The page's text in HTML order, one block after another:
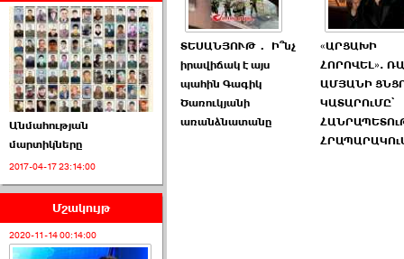
Կառավարության ›››
2026-07-01 00:52:00
ՍԴ-ն հուլիսի 1-ին
կհեռանա ›››
2026-07-01 00:08:00
Անմահության
մարտիկները
2017-04-17 23:14:00
Մշակույթ
2020-11-14 00:14:00
ՏԵՍԱՆՅՈՒԹ․ Ի՞նչ
իրավիճակ է այս
պահին Գագիկ
Ծառուկյանի
առանձնատանը
«ԱՐՑԱԽԻ
ՀՈՐՈՎԵԼ».
ԱՄՅԱՆԻ
ԿԱՏԱՐՈւՄԸ՝